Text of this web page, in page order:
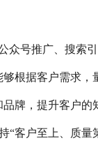
众号推广、搜索
根据客户需求，
牌，提升客户的
“客户至上、质